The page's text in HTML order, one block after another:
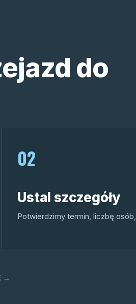
do
02
Ustal szczegóły
Potwierdzimy termin, liczbę
→